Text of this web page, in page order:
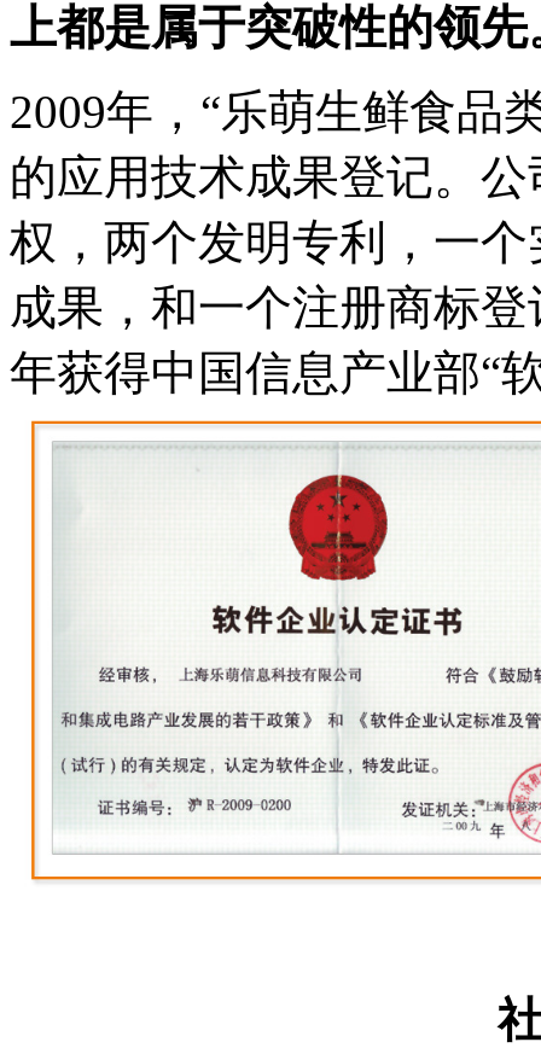
上都是属于突破性的领先
2009年，“乐萌生鲜食品
的应用技术成果登记。
权，两个发明专利，一
成果，和一个注册商标
年获得中国信息产业部“